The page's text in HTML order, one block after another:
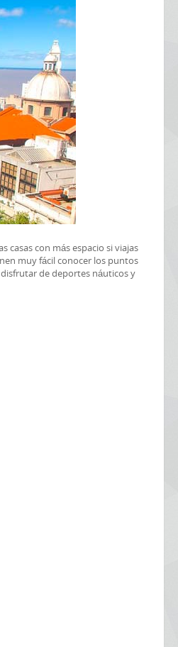
con más espacio si viajas
muy fácil conocer los puntos
de deportes náuticos y